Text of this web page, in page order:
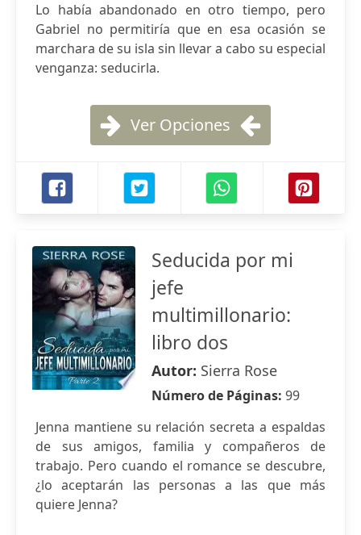
Lo había abandonado en otro tiempo, pero
Gabriel no permitiría que en esa ocasión se
marchara de su isla sin llevar a cabo su especial
venganza: seducirla.
Ver Opciones
Seducida por mi
jefe
multimillonario:
libro dos
Autor: Sierra Rose
Número de Páginas: 99
Jenna mantiene su relación secreta a espaldas
de sus amigos, familia y compañeros de
trabajo. Pero cuando el romance se descubre,
¿lo aceptarán las personas a las que más
quiere Jenna?